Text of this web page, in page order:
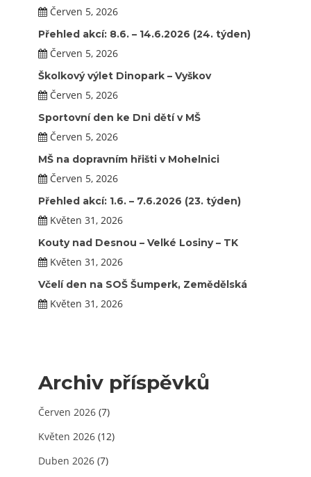
Červen 5, 2026
Přehled akcí: 8.6. – 14.6.2026 (24. týden)
Červen 5, 2026
Školkový výlet Dinopark – Vyškov
Červen 5, 2026
Sportovní den ke Dni dětí v MŠ
Červen 5, 2026
MŠ na dopravním hřišti v Mohelnici
Červen 5, 2026
Přehled akcí: 1.6. – 7.6.2026 (23. týden)
Květen 31, 2026
Kouty nad Desnou – Velké Losiny – TK
Květen 31, 2026
Včelí den na SOŠ Šumperk, Zemědělská
Květen 31, 2026
Archiv příspěvků
Červen 2026 (7)
Květen 2026 (12)
Duben 2026 (7)